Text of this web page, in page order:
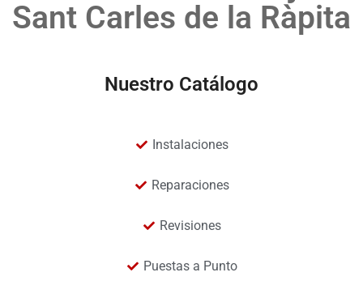
Sant Carles de la Ràpita
Nuestro Catálogo
Instalaciones
Reparaciones
Revisiones
Puestas a Punto